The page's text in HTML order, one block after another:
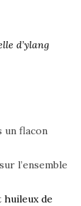
d’ylang
un flacon
l’ensemble
huileux de